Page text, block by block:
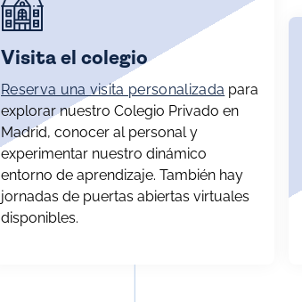
Visita el colegio
Reserva una visita personalizada para
explorar nuestro Colegio Privado en
Madrid, conocer al personal y
experimentar nuestro dinámico
entorno de aprendizaje. También hay
jornadas de puertas abiertas virtuales
disponibles.